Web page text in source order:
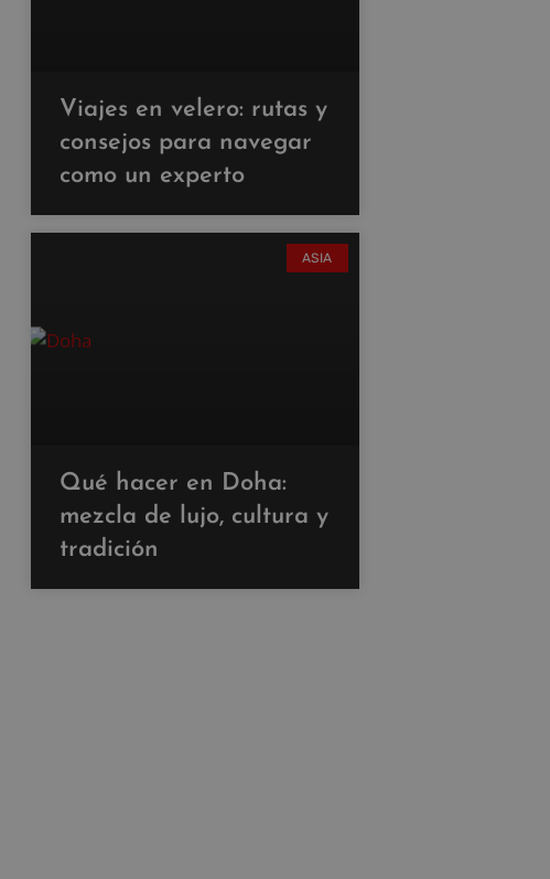
Viajes en velero: rutas y
consejos para navegar
como un experto
ASIA
Qué hacer en Doha:
mezcla de lujo, cultura y
tradición